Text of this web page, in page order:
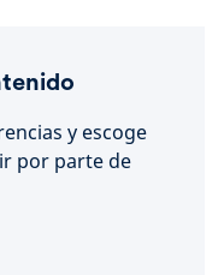
y escoge
por parte de